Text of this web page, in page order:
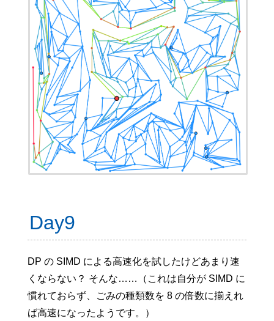
Day9
DP の SIMD による高速化を試したけどあまり速
くならない？ そんな……（これは自分が SIMD に
慣れておらず、ごみの種類数を 8 の倍数に揃えれ
ば高速になったようです。）